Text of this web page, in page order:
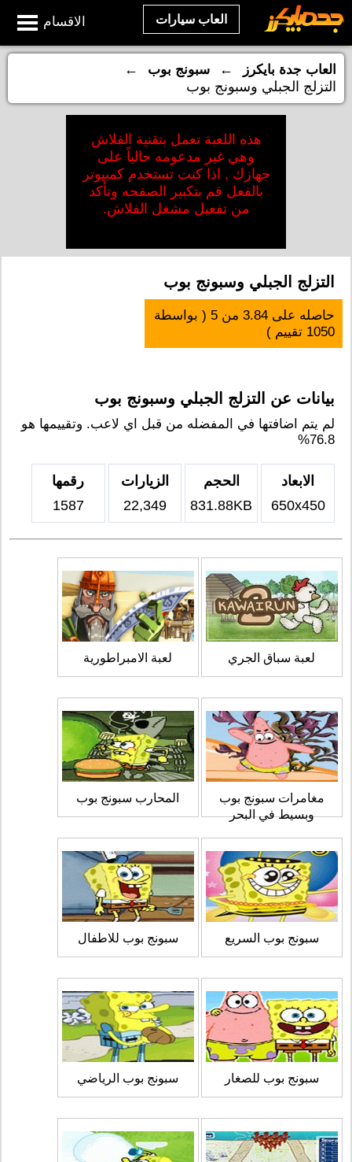
الاقسام العاب سيارات
العاب جدة بايكرز ← سبونج بوب
←
التزلج الجبلي وسبونج بوب
هذه اللعبة تعمل بتقنية الفلاش
وهي غير مدعومه حالياً على
جهازك , اذا كنت تستخدم كمبيوتر
بالفعل قم بتكبير الصفحه وتأكد
من تفعيل مشغل الفلاش.
التزلج الجبلي وسبونج بوب
حاصله على3.84 من5 ( بواسطة
1050 تقييم )
بيانات عن التزلج الجبلي وسبونج بوب
لم يتم اضافتها في المفضله من قبل اي لاعب. وتقييمها هو
76.8%
الابعاد
650x450
الحجم
831.88KB
الزيارات
22,349
رقمها
1587
لعبة سباق الجري لعبة الامبراطورية
مغامرات سبونج بوب
وبسيط في البحر
المحارب سبونج بوب
سبونج بوب السريع سبونج بوب للاطفال
سبونج بوب للصغار سبونج بوب الرياضي